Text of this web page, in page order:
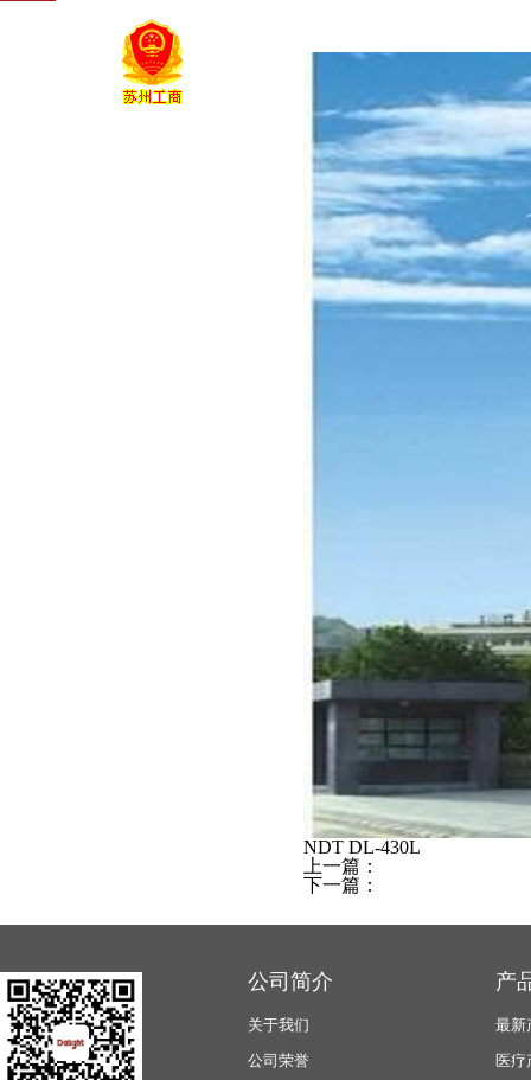
NDT DL-430L
上一篇：
下一篇：
公司简介
关于我们
公司荣誉
产
最新
医疗